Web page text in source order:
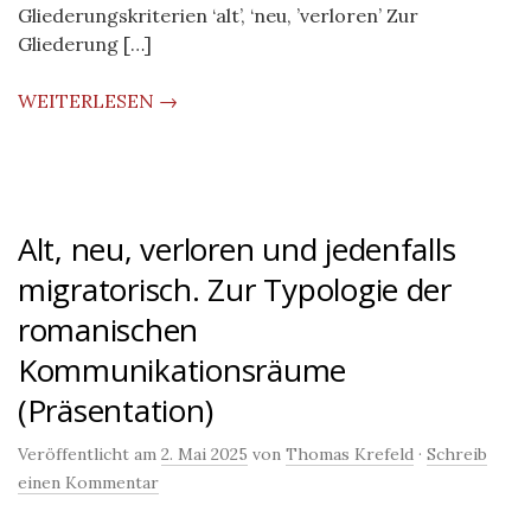
Gliederungskriterien ‘alt’, ‘neu, ’verloren’ Zur
Gliederung […]
WEITERLESEN →
Alt, neu, verloren und jedenfalls
migratorisch. Zur Typologie der
romanischen
Kommunikationsräume
(Präsentation)
Veröffentlicht am 2. Mai 2025 von Thomas Krefeld · Schreib
einen Kommentar